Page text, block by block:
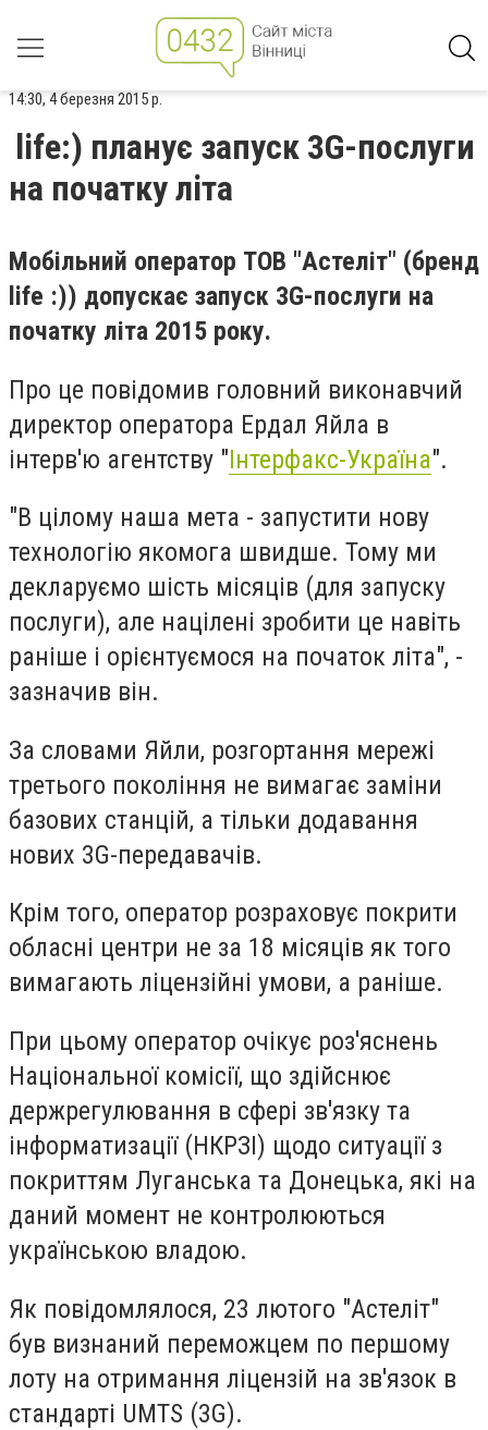
14:30, 4 березня 2015 р.
life:) планує запуск 3G-послуги
на початку літа
Мобільний оператор ТОВ "Астеліт" (бренд
life :)) допускає запуск 3G-послуги на
початку літа 2015 року.
Про це повідомив головний виконавчий
директор оператора Ердал Яйла в
інтерв'ю агентству "Інтерфакс-Україна".
"В цілому наша мета - запустити нову
технологію якомога швидше. Тому ми
декларуємо шість місяців (для запуску
послуги), але націлені зробити це навіть
раніше і орієнтуємося на початок літа", -
зазначив він.
За словами Яйли, розгортання мережі
третього покоління не вимагає заміни
базових станцій, а тільки додавання
нових 3G-передавачів.
Крім того, оператор розраховує покрити
обласні центри не за 18 місяців як того
вимагають ліцензійні умови, а раніше.
При цьому оператор очікує роз'яснень
Національної комісії, що здійснює
держрегулювання в сфері зв'язку та
інформатизації (НКРЗІ) щодо ситуації з
покриттям Луганська та Донецька, які на
даний момент не контролюються
українською владою.
Як повідомлялося, 23 лютого "Астеліт"
був визнаний переможцем по першому
лоту на отримання ліцензій на зв'язок в
стандарті UMTS (3G).